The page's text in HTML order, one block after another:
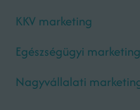
KKV marketing
Egészségügyi marketing
Nagyvállalati